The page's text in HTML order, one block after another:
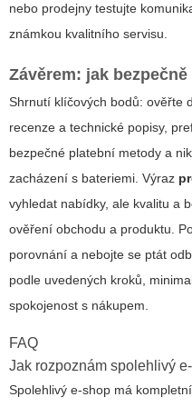
nebo prodejny testujte
známkou kvalitního servisu.
Závěrem: jak
Shrnutí klíčových bodů: ověřte
recenze a technické popisy,
bezpečné platební metody a
zacházení s bateriemi. Výraz
vyhledat nabídky, ale kvalitu a
ověření obchodu a produktu.
porovnání a nebojte se ptát
podle uvedených kroků,
spokojenost s nákupem.
FAQ
Jak rozpoznám spolehlivý
Spolehlivý e-shop má